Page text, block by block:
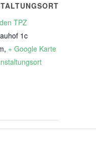
TPZ
1c
, + Google Karte